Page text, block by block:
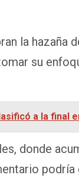
la hazaña
su
a la final
donde